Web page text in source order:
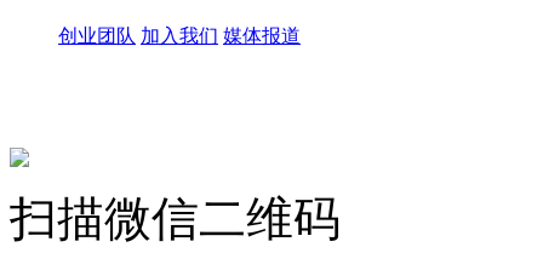
创业团队 加入我们 媒体报道
扫描微信二维码